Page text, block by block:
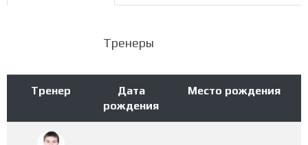
Тренеры
Тренер
Дата
рождения
Место рождения